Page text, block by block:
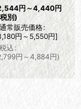
円～4,440円
別)
通常販売価格:
円～5,550円]
税込 :
円 ～4,884円)